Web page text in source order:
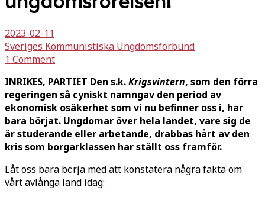
2023-02-11
Sveriges Kommunistiska Ungdomsförbund
1 Comment
INRIKES, PARTIET Den s.k.Krigsvintern, som den förra
regeringen så cyniskt namngav den period av
ekonomisk osäkerhet som vi nu befinner oss i, har
bara börjat. Ungdomar över hela landet, vare sig de
är studerande eller arbetande, drabbas hårt av den
kris som borgarklassen har ställt oss framför.
Låt oss bara börja med att konstatera några fakta om
vårt avlånga land idag: